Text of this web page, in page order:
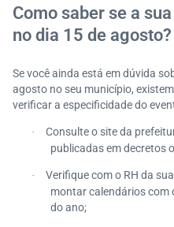
Como saber se a
no dia 15 de agosto?
Se você ainda está em dúvida
agosto no seu município,
verificar a especificidade do
·
Consulte o site da
publicadas em decretos
·
Verifique com o RH da
montar calendários
do ano;